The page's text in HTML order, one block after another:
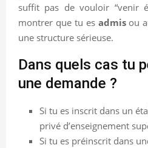
suffit pas de vouloir “venir
montrer que tu es admisou
une structure sérieuse.
Dans quels cas tu
une demande ?
Si tu es inscrit dans un
privé d’enseignement
Si tu es préinscrit dans